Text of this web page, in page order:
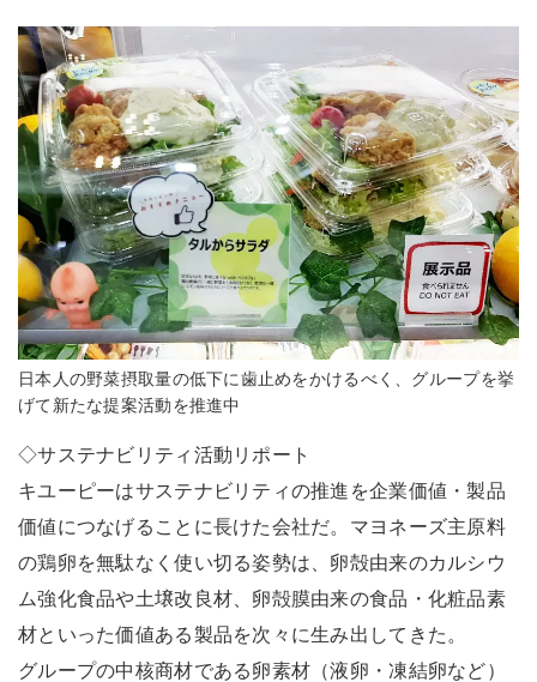
日本人の野菜摂取量の低下に歯止めをかけるべく、グループを挙
げて新たな提案活動を推進中
◇サステナビリティ活動リポート
キユーピーはサステナビリティの推進を企業価値・製品
価値につなげることに長けた会社だ。マヨネーズ主原料
の鶏卵を無駄なく使い切る姿勢は、卵殻由来のカルシウ
ム強化食品や土壌改良材、卵殻膜由来の食品・化粧品素
材といった価値ある製品を次々に生み出してきた。
グループの中核商材である卵素材（液卵・凍結卵など）